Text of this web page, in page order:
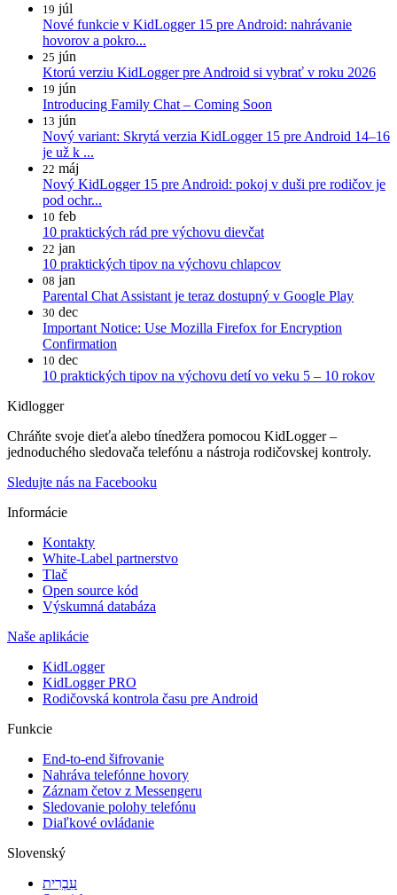
19 júl
Nové funkcie v KidLogger 15 pre Android: nahrávanie
hovorov a pokro...
25 jún
Ktorú verziu KidLogger pre Android si vybrať v roku 2026
19 jún
Introducing Family Chat – Coming Soon
13 jún
Nový variant: Skrytá verzia KidLogger 15 pre Android 14–16
je už k ...
22 máj
Nový KidLogger 15 pre Android: pokoj v duši pre rodičov je
pod ochr...
10 feb
10 praktických rád pre výchovu dievčat
22 jan
10 praktických tipov na výchovu chlapcov
08 jan
Parental Chat Assistant je teraz dostupný v Google Play
30 dec
Important Notice: Use Mozilla Firefox for Encryption
Confirmation
10 dec
10 praktických tipov na výchovu detí vo veku 5 – 10 rokov
Kidlogger
Chráňte svoje dieťa alebo tínedžera pomocou KidLogger –
jednoduchého sledovača telefónu a nástroja rodičovskej kontroly.
Sledujte nás na Facebooku
Informácie
Kontakty
White-Label partnerstvo
Tlač
Open source kód
Výskumná databáza
Naše aplikácie
KidLogger
KidLogger PRO
Rodičovská kontrola času pre Android
Funkcie
End-to-end šifrovanie
Nahráva telefónne hovory
Záznam četov z Messengeru
Sledovanie polohy telefónu
Diaľkové ovládanie
Slovenský
עִבְרִית